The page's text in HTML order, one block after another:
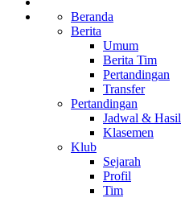
Beranda
Berita
Umum
Berita Tim
Pertandingan
Transfer
Pertandingan
Jadwal & Hasil
Klasemen
Klub
Sejarah
Profil
Tim